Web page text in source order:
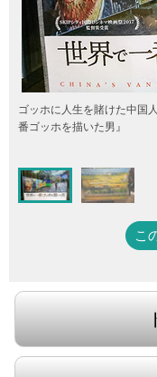
ゴッホに人生を賭けた中国
番ゴッホを描いた男』
こ